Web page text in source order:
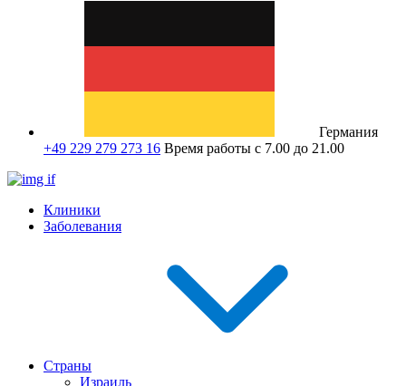
Германия
+49 229 279 273 16 Время работы с 7.00 до 21.00
Клиники
Заболевания
Страны
Израиль